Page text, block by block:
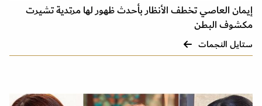
إيمان العاصي تخطف الأنظار بأحدث ظهور لها مرتدية تشيرت
مكشوف البطن
ستايل النجمات